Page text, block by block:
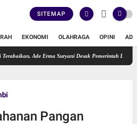
SITEMAP
EKONOMI OLAHRAGA OPINI
Ade Erma Suryani Desak Pemerintah Daerah
Pangan